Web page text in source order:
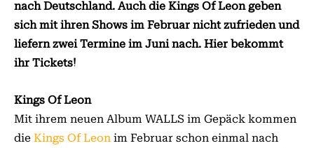
nach Deutschland. Auch die Kings Of Leon geben
sich mit ihren Shows im Februar nicht zufrieden und
liefern zwei Termine im Juni nach. Hier bekommt
ihr Tickets!
Kings Of Leon
Mit ihrem neuen Album WALLS im Gepäck kommen
die Kings Of Leon im Februar schon einmal nach